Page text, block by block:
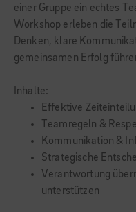
einer Gruppe ein echtes
Workshop erleben die
Denken, klare
gemeinsamen Erfolg
Inhalte:
Effektive
Teamregeln &
Kommunikation &
Strategische
Verantwortung
unterstützen